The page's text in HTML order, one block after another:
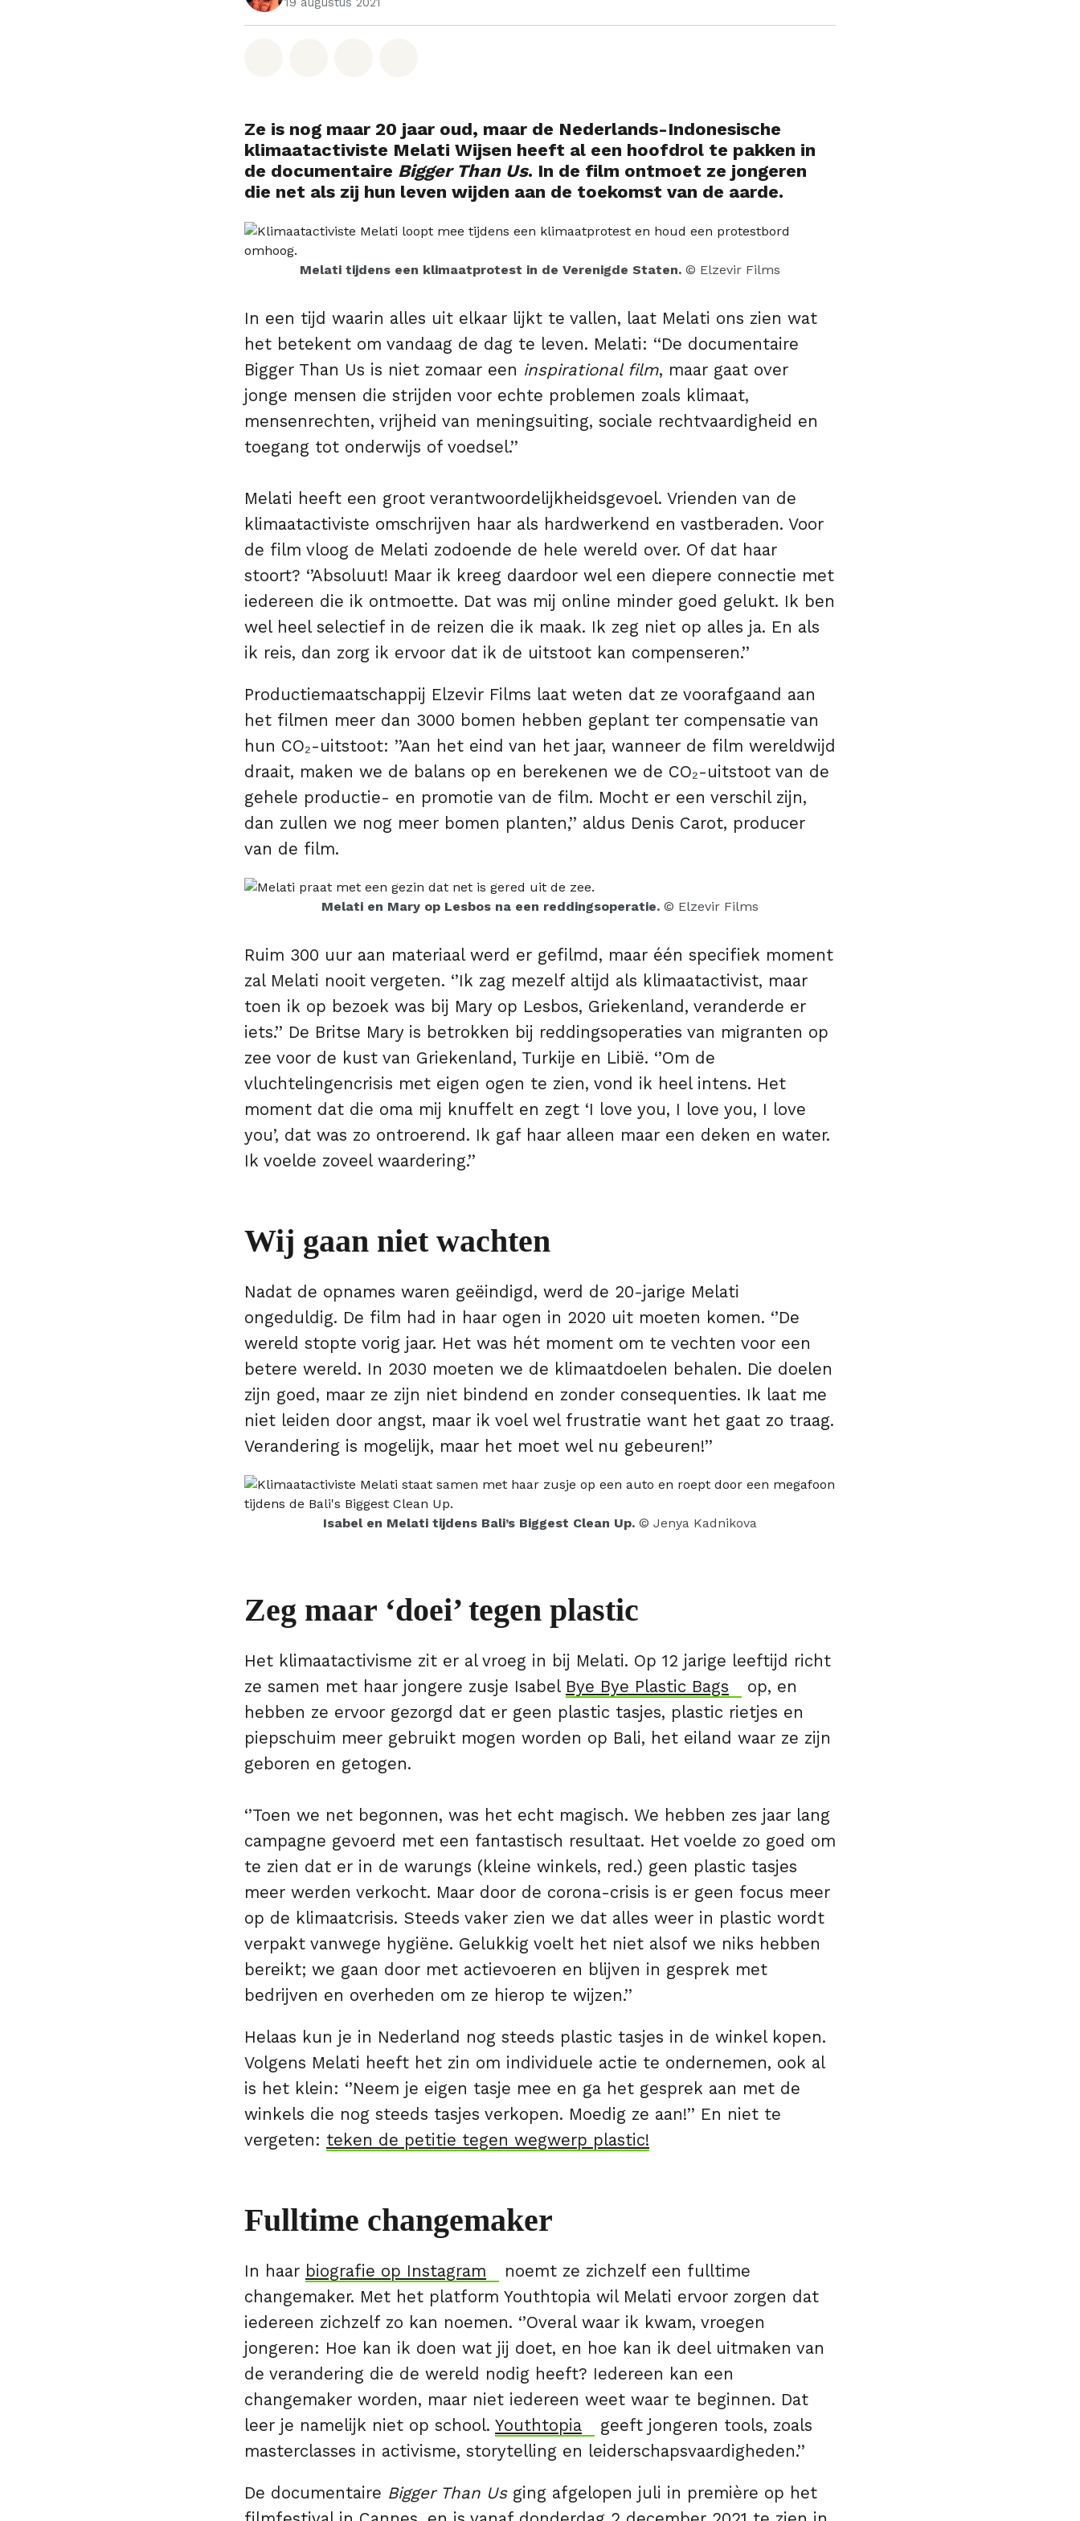
Ze is nog maar 20 jaar oud, maar de Nederlands-Indonesische
klimaatactiviste Melati Wijsen heeft al een hoofdrol te pakken in
de documentaire Bigger Than Us. In de film ontmoet ze jongeren
die net als zij hun leven wijden aan de toekomst van de aarde.
Melati tijdens een klimaatprotest in de Verenigde Staten. © Elzevir Films
In een tijd waarin alles uit elkaar lijkt te vallen, laat Melati ons zien wat
het betekent om vandaag de dag te leven. Melati: ‘‘De documentaire
Bigger Than Us is niet zomaar een inspirational film, maar gaat over
jonge mensen die strijden voor echte problemen zoals klimaat,
mensenrechten, vrijheid van meningsuiting, sociale rechtvaardigheid en
toegang tot onderwijs of voedsel.’’
Melati heeft een groot verantwoordelijkheidsgevoel. Vrienden van de
klimaatactiviste omschrijven haar als hardwerkend en vastberaden. Voor
de film vloog de Melati zodoende de hele wereld over. Of dat haar
stoort? ‘’Absoluut! Maar ik kreeg daardoor wel een diepere connectie met
iedereen die ik ontmoette. Dat was mij online minder goed gelukt. Ik ben
wel heel selectief in de reizen die ik maak. Ik zeg niet op alles ja. En als
ik reis, dan zorg ik ervoor dat ik de uitstoot kan compenseren.’’
Productiemaatschappij Elzevir Films laat weten dat ze voorafgaand aan
het filmen meer dan 3000 bomen hebben geplant ter compensatie van
hun CO₂-uitstoot: ’’Aan het eind van het jaar, wanneer de film wereldwijd
draait, maken we de balans op en berekenen we de CO₂-uitstoot van de
gehele productie- en promotie van de film. Mocht er een verschil zijn,
dan zullen we nog meer bomen planten,’’ aldus Denis Carot, producer
van de film.
Melati en Mary op Lesbos na een reddingsoperatie. © Elzevir Films
Ruim 300 uur aan materiaal werd er gefilmd, maar één specifiek moment
zal Melati nooit vergeten. ‘’Ik zag mezelf altijd als klimaatactivist, maar
toen ik op bezoek was bij Mary op Lesbos, Griekenland, veranderde er
iets.’’ De Britse Mary is betrokken bij reddingsoperaties van migranten op
zee voor de kust van Griekenland, Turkije en Libië. ‘’Om de
vluchtelingencrisis met eigen ogen te zien, vond ik heel intens. Het
moment dat die oma mij knuffelt en zegt ‘I love you, I love you, I love
you’, dat was zo ontroerend. Ik gaf haar alleen maar een deken en water.
Ik voelde zoveel waardering.’’
Wij gaan niet wachten
Nadat de opnames waren geëindigd, werd de 20-jarige Melati
ongeduldig. De film had in haar ogen in 2020 uit moeten komen. ‘’De
wereld stopte vorig jaar. Het was hét moment om te vechten voor een
betere wereld. In 2030 moeten we de klimaatdoelen behalen. Die doelen
zijn goed, maar ze zijn niet bindend en zonder consequenties. Ik laat me
niet leiden door angst, maar ik voel wel frustratie want het gaat zo traag.
Verandering is mogelijk, maar het moet wel nu gebeuren!’’
Isabel en Melati tijdens Bali’s Biggest Clean Up. © Jenya Kadnikova
Zeg maar ‘doei’ tegen plastic
Het klimaatactivisme zit er al vroeg in bij Melati. Op 12 jarige leeftijd richt
ze samen met haar jongere zusje Isabel Bye Bye Plastic Bags
op, en
hebben ze ervoor gezorgd dat er geen plastic tasjes, plastic rietjes en
piepschuim meer gebruikt mogen worden op Bali, het eiland waar ze zijn
geboren en getogen.
‘’Toen we net begonnen, was het echt magisch. We hebben zes jaar lang
campagne gevoerd met een fantastisch resultaat. Het voelde zo goed om
te zien dat er in de warungs (kleine winkels, red.) geen plastic tasjes
meer werden verkocht. Maar door de corona-crisis is er geen focus meer
op de klimaatcrisis. Steeds vaker zien we dat alles weer in plastic wordt
verpakt vanwege hygiëne. Gelukkig voelt het niet alsof we niks hebben
bereikt; we gaan door met actievoeren en blijven in gesprek met
bedrijven en overheden om ze hierop te wijzen.’’
Helaas kun je in Nederland nog steeds plastic tasjes in de winkel kopen.
Volgens Melati heeft het zin om individuele actie te ondernemen, ook al
is het klein: ‘’Neem je eigen tasje mee en ga het gesprek aan met de
winkels die nog steeds tasjes verkopen. Moedig ze aan!’’ En niet te
vergeten: teken de petitie tegen wegwerp plastic!
Fulltime changemaker
In haar biografie op Instagram
noemt ze zichzelf een fulltime
changemaker. Met het platform Youthtopia wil Melati ervoor zorgen dat
iedereen zichzelf zo kan noemen. ‘’Overal waar ik kwam, vroegen
jongeren: Hoe kan ik doen wat jij doet, en hoe kan ik deel uitmaken van
de verandering die de wereld nodig heeft? Iedereen kan een
changemaker worden, maar niet iedereen weet waar te beginnen. Dat
leer je namelijk niet op school. Youthtopia
geeft jongeren tools, zoals
masterclasses in activisme, storytelling en leiderschapsvaardigheden.’’
De documentaire Bigger Than Usging afgelopen juli in première op het